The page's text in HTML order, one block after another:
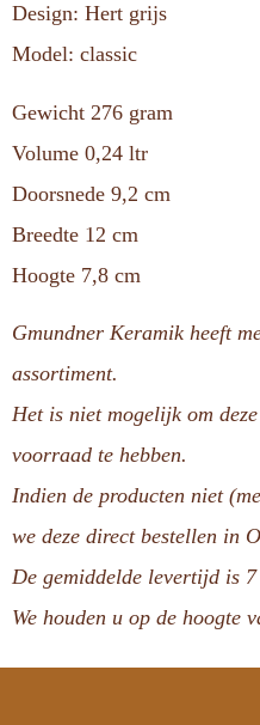
Design: Hert grijs
Model: classic
Gewicht 276 gram
Volume 0,24 ltr
Doorsnede 9,2 cm
Breedte 12 cm
Hoogte 7,8 cm
Gmundner Keramik heeft
assortiment.
Het is niet mogelijk om
voorraad te hebben.
Indien de producten niet
we deze direct bestellen in
De gemiddelde levertijd is 7
We houden u op de hoogte